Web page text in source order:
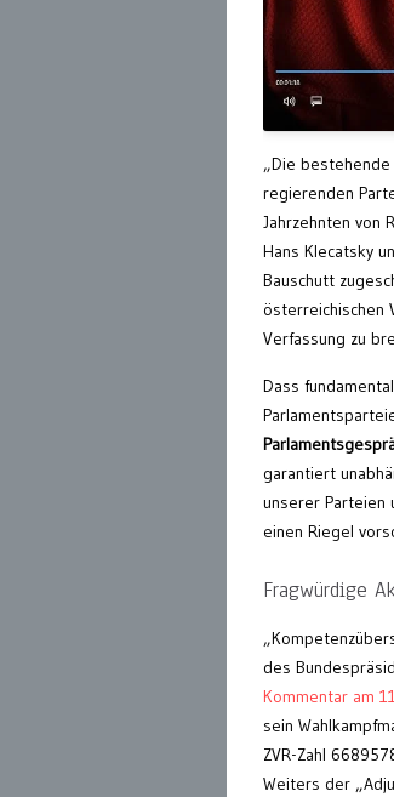
„Die
regierenden
Jahrzehnten von
Hans Klecatsky
Bauschutt
österreichischen
Verfassung zu
Dass
garantiert
unserer Parteien
einen Riegel
Fragwürdige
des
Kommentar am
sein
ZVR-Zahl
Weiters der